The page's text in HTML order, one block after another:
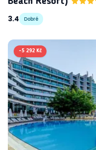
3.4
Dobré
-5 292 Kč